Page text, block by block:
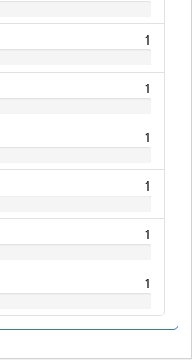
1
1
1
1
1
1